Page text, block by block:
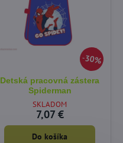
30%
Detská pracovná zástera
Spiderman
SKLADOM
7,07 €
Do košíka